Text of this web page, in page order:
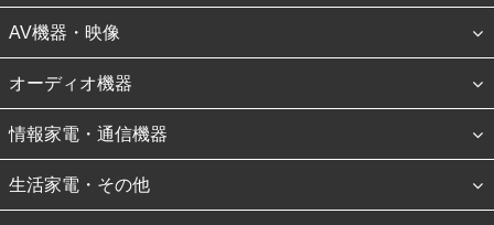
AV機器・映像
オーディオ機器
情報家電・通信機器
生活家電・その他